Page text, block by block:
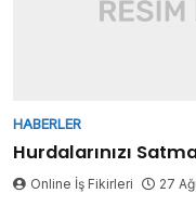
HABERLER
Hurdalarınızı
Online İş Fikirleri 27